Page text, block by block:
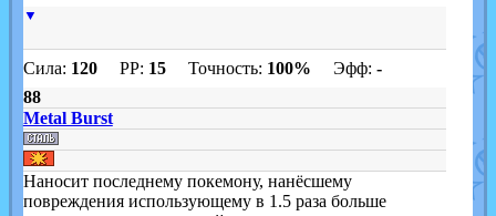
▼
Сила: 120PP: 15Точность: 100% Эфф: -
88
Metal Burst
Наносит последнему покемону, нанёсшему
повреждения использующему в 1.5 раза больше